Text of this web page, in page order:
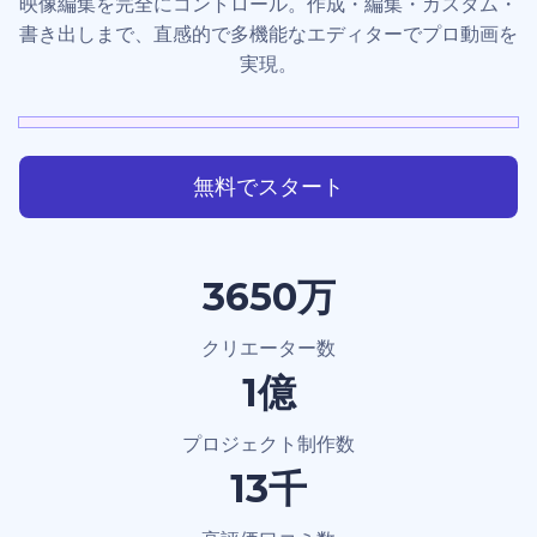
書き出しまで、直感的で多機能なエディターでプロ動画を
実現。
無料でスタート
4000万
クリエーター数
1.2億
プロジェクト制作数
15千